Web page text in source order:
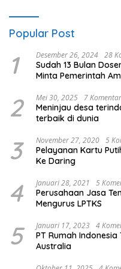
Popular Post
1 Desember 26, 2024 28
Sudah 13 Bulan
Minta Pemerintah
2 Mei 30, 2025 7 Komentar
Meninjau desa
terbaik di dunia
3 November 27, 2020 5
Pelayanan Kartu
Ke Daring
4 Januari 28, 2021 5
Perusahaan Jasa
Mengurus LPTKS
5 Januari 17, 2023 4
PT Rumah
Australia